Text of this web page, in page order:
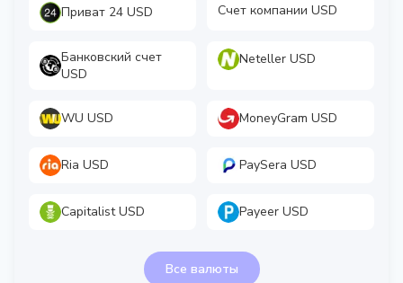
Приват 24 USD Счет компании USD
Банковский счет
USD
Neteller USD
WU USD MoneyGram USD
Ria USD PaySera USD
Capitalist USD Payeer USD
Все валюты